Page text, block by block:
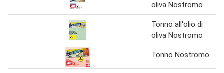
oliva Nostromo
Tonno all'olio di
oliva Nostromo
Tonno Nostromo